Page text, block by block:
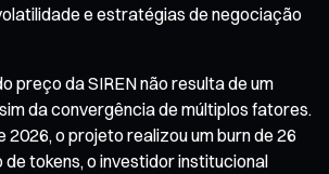
e estratégias de negociação
preço da SIREN não resulta de um
da convergência de múltiplos fatores.
2026, o projeto realizou um burn de 26
tokens, o investidor institucional